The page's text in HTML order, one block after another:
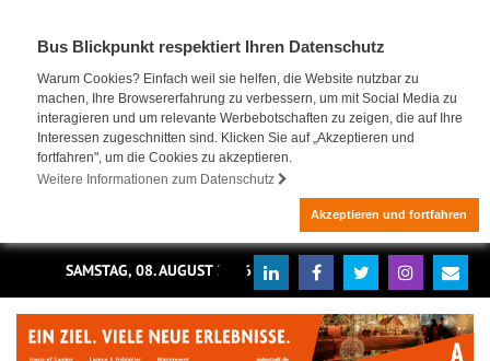
Bus Blickpunkt respektiert Ihren Datenschutz
Warum Cookies? Einfach weil sie helfen, die Website nutzbar zu
machen, Ihre Browsererfahrung zu verbessern, um mit Social Media zu
interagieren und um relevante Werbebotschaften zu zeigen, die auf Ihre
Interessen zugeschnitten sind. Klicken Sie auf „Akzeptieren und
fortfahren", um die Cookies zu akzeptieren.
Weitere Informationen zum Datenschutz
Akzeptieren und fortfahren
SAMSTAG, 08. AUGUST 2026